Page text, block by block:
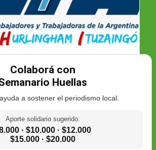
Colaborá con
Huellas
a sostener el periodismo local.
Aporte solidario sugerido:
· $10.000 · $12.000
$15.000 · $20.000